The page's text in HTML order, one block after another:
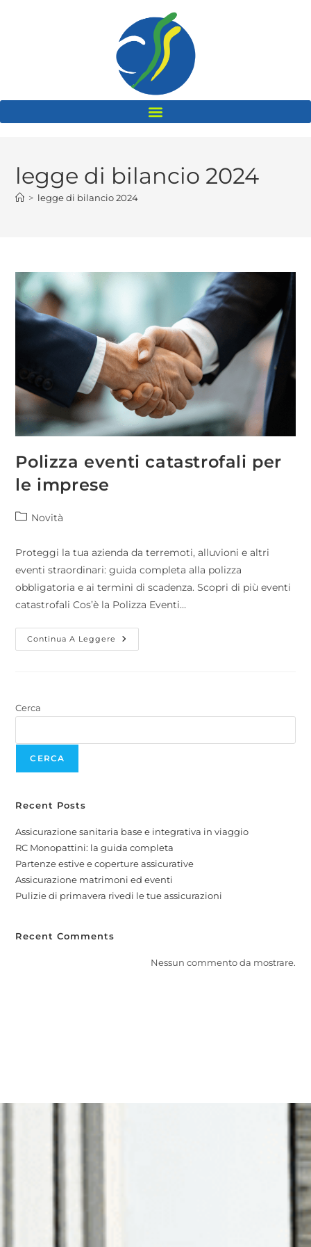
legge di bilancio 2024
> legge di bilancio 2024
Polizza eventi catastrofali per
le imprese
Novità
Proteggi la tua azienda da terremoti, alluvioni e altri
eventi straordinari: guida completa alla polizza
obbligatoria e ai termini di scadenza. Scopri di più eventi
catastrofali Cos’è la Polizza Eventi…
Continua A Leggere
Cerca
CERCA
Recent Posts
Assicurazione sanitaria base e integrativa in viaggio
RC Monopattini: la guida completa
Partenze estive e coperture assicurative
Assicurazione matrimoni ed eventi
Pulizie di primavera rivedi le tue assicurazioni
Recent Comments
Nessun commento da mostrare.